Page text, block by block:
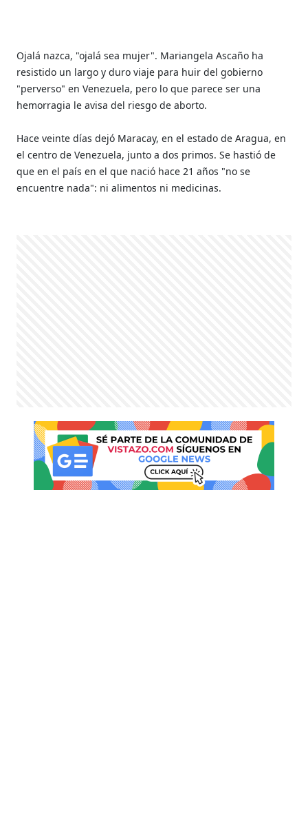
Ojalá nazca, "ojalá sea mujer". Mariangela Ascaño ha
resistido un largo y duro viaje para huir del gobierno
"perverso" en Venezuela, pero lo que parece ser una
hemorragia le avisa del riesgo de aborto.
Hace veinte días dejó Maracay, en el estado de Aragua, en
el centro de Venezuela, junto a dos primos. Se hastió de
que en el país en el que nació hace 21 años "no se
encuentre nada": ni alimentos ni medicinas.